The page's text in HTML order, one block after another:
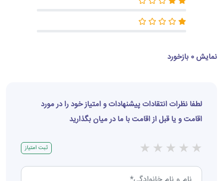
نمایش 0 بازخورد
لطفا نظرات انتقادات پیشنهادات و امتیاز خود را در مورد
اقامت و یا قبل از اقامت با ما در میان بگذارید
★
★
★
★
★ ثبت امتیاز